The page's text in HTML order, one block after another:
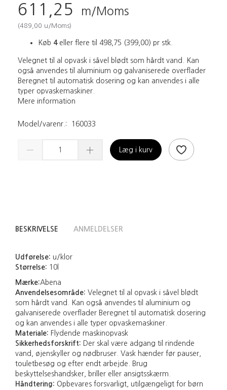
611,25 m/Moms
(489,00 u/Moms)
Køb 4eller flere til 498,75 (399,00) pr stk.
Velegnet til al opvask i såvel blødt som hårdt vand. Kan
også anvendes til aluminium og galvaniserede overflader
Beregnet til automatisk dosering og kan anvendes i alle
typer opvaskemaskiner.
Mere information
Model/varenr.: 160033
Læg i kurv
BESKRIVELSE ANMELDELSER
Udførelse: u/klor
Størrelse: 10l
Mærke:Abena
Anvendelsesområde: Velegnet til al opvask i såvel blødt
som hårdt vand. Kan også anvendes til aluminium og
galvaniserede overflader Beregnet til automatisk dosering
og kan anvendes i alle typer opvaskemaskiner.
Materiale: Flydende maskinopvask
Sikkerhedsforskrift: Der skal være adgang til rindende
vand, øjenskyller og nødbruser. Vask hænder før pauser,
touletbesøg og efter endt arbejde. Brug
beskyttelseshandsker, briller eller ansigtsskærm.
Håndtering: Opbevares forsvarligt, utilgængeligt for børn